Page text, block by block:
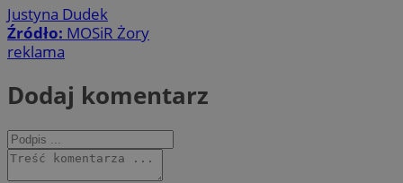
Justyna Dudek
Źródło: MOSiR Żory
reklama
Dodaj komentarz